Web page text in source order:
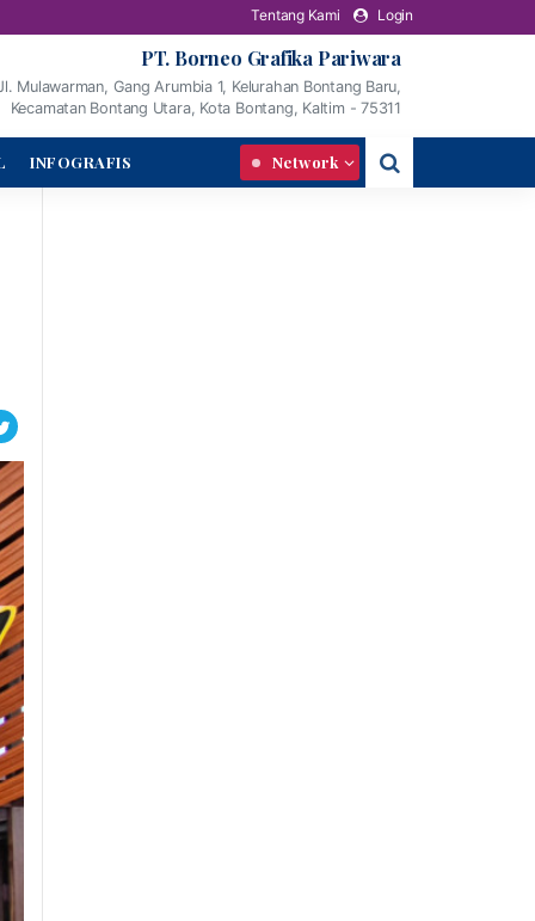
Tentang Kami Login
PT. Borneo Grafika Pariwara
Mulawarman, Gang Arumbia 1, Kelurahan Bontang Baru,
Kecamatan Bontang Utara, Kota Bontang, Kaltim - 75311
INFOGRAFIS Network